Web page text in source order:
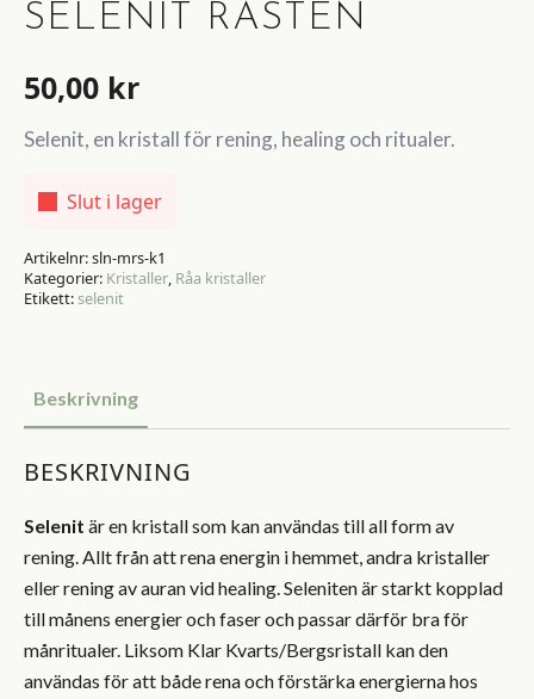
SELENIT RÅSTEN
50,00 kr
Selenit, en kristall för rening, healing och ritualer.
Slut i lager
Artikelnr:sln-mrs-k1
Kategorier: Kristaller, Råa kristaller
Etikett:selenit
Beskrivning
BESKRIVNING
Selenit är en kristall som kan användas till all form av
rening. Allt från att rena energin i hemmet, andra kristaller
eller rening av auran vid healing. Seleniten är starkt kopplad
till månens energier och faser och passar därför bra för
månritualer. Liksom Klar Kvarts/Bergsristall kan den
användas för att både rena och förstärka energierna hos